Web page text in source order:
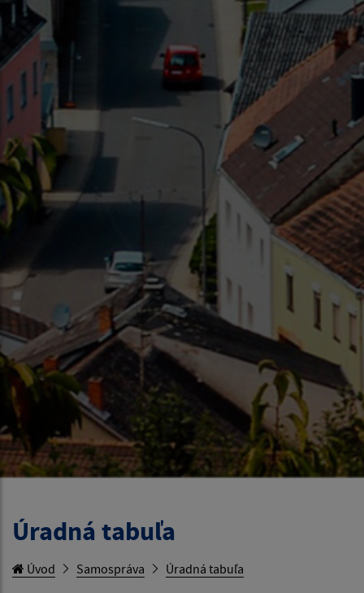
Úradná tabuľa
Úvod Samospráva Úradná tabuľa